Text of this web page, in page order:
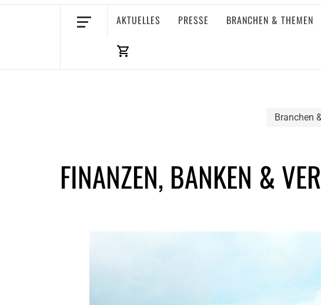
AKTUELLES PRESSE BRANCHEN & THEMEN
Branchen
FINANZEN, BANKEN &